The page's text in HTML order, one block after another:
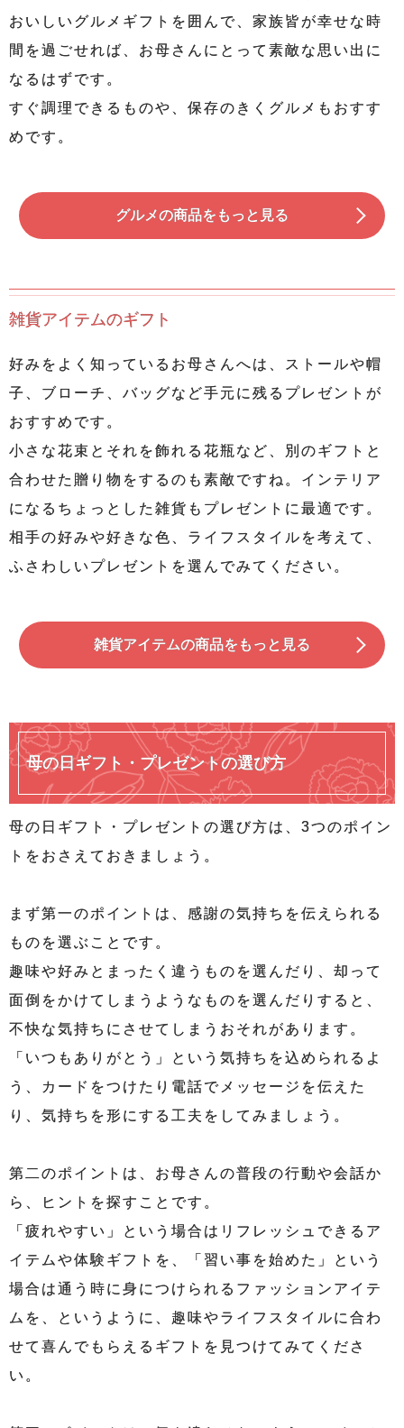
おいしいグルメギフトを囲んで、家族皆が幸せな時
間を過ごせれば、お母さんにとって素敵な思い出に
なるはずです。
すぐ調理できるものや、保存のきくグルメもおすす
めです。
グルメの商品をもっと見る
雑貨アイテムのギフト
好みをよく知っているお母さんへは、ストールや帽
子、ブローチ、バッグなど手元に残るプレゼントが
おすすめです。
小さな花束とそれを飾れる花瓶など、別のギフトと
合わせた贈り物をするのも素敵ですね。インテリア
になるちょっとした雑貨もプレゼントに最適です。
相手の好みや好きな色、ライフスタイルを考えて、
ふさわしいプレゼントを選んでみてください。
雑貨アイテムの商品をもっと見る
母の日ギフト・プレゼントの選び方
母の日ギフト・プレゼントの選び方は、3つのポイン
トをおさえておきましょう。
まず第一のポイントは、感謝の気持ちを伝えられる
ものを選ぶことです。
趣味や好みとまったく違うものを選んだり、却って
面倒をかけてしまうようなものを選んだりすると、
不快な気持ちにさせてしまうおそれがあります。
「いつもありがとう」という気持ちを込められるよ
う、カードをつけたり電話でメッセージを伝えた
り、気持ちを形にする工夫をしてみましょう。
第二のポイントは、お母さんの普段の行動や会話か
ら、ヒントを探すことです。
「疲れやすい」という場合はリフレッシュできるア
イテムや体験ギフトを、「習い事を始めた」という
場合は通う時に身につけられるファッションアイテ
ムを、というように、趣味やライフスタイルに合わ
せて喜んでもらえるギフトを見つけてみてくださ
い。